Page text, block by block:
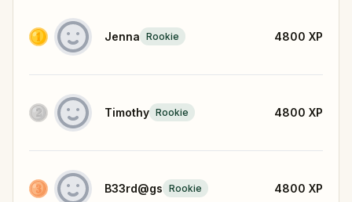
Jenna Rookie 4800 XP
Timothy Rookie 4800 XP
B33rd@gs Rookie 4800 XP